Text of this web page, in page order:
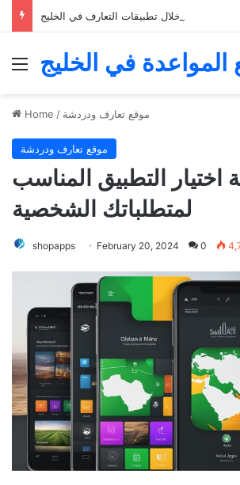
Menu
المواعدة في الخليج
Home / موقع تعارف ودردشة
موقع تعارف ودردشة
اختيار التطبيق المناسب
لمتطلباتك الشخصية
shopapps February 20, 2024 0